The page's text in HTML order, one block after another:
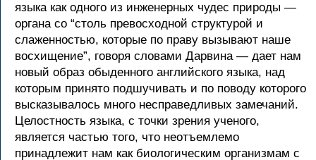
языка как одного из инженерных чудес природы —
органа со “столь превосходной структурой и
слаженностью, которые по праву вызывают наше
восхищение”, говоря словами Дарвина — дает нам
новый образ обыденного английского языка, над
которым принято подшучивать и по поводу которого
высказывалось много несправедливых замечаний.
Целостность языка, с точки зрения ученого,
является частью того, что неотъемлемо
принадлежит нам как биологическим организмам с